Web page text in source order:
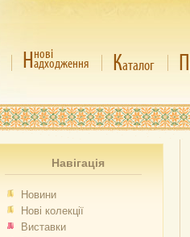
Ннові
адходження Каталог П
Навігація
Новини
Нові колекції
Виставки